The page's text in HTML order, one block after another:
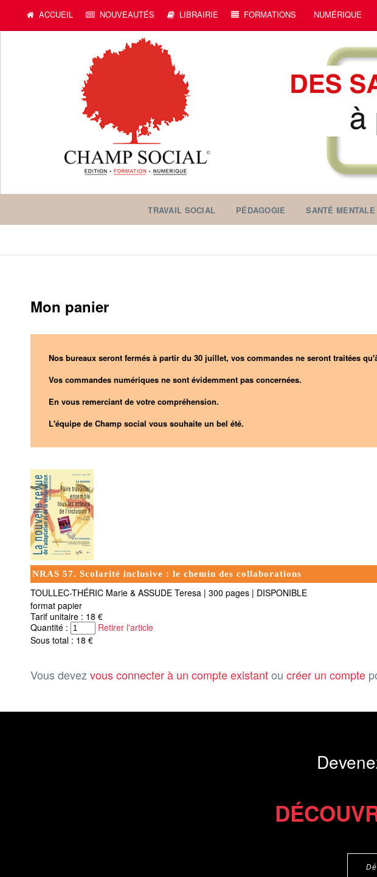
ACCUEIL NOUVEAUTÉS LIBRAIRIE FORMATIONS NUMÉRIQUE
TRAVAIL SOCIAL PÉDAGOGIE SANTÉ MENTALE
Mon panier
Nos bureaux seront fermés à partir du 30 juillet, vos commandes ne seront traitées
Vos commandes numériques ne sont évidemment pas concernées.
En vous remerciant de votre compréhension.
L'équipe de Champ social vous souhaite un bel été.
NRAS 57. Scolarité inclusive : le chemin des collaborations
TOULLEC-THÉRIC Marie & ASSUDE Teresa | 300 pages | DISPONIBLE
format papier
Tarif unitaire : 18 €
Quantité :
Retirer l'article
Sous total : 18 €
Vous devezvous connecter à un compte existantou créer un compte